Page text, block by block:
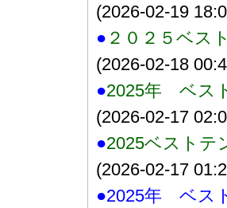
(2026-02-19
● ２０２５ベス
(2026-02-18
●2025年 ベ
(2026-02-17
●2025ベスト
(2026-02-17
●2025年 ベス